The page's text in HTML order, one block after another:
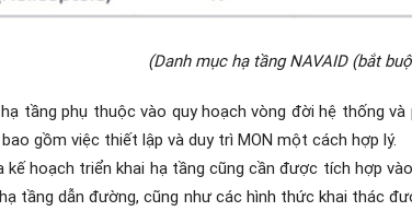
(Danh mục hạ tầng NAVAID (bắt
tầng phụ thuộc vào quy hoạch vòng đời hệ thống
gồm việc thiết lập và duy trì MON một cách hợp lý.
kế hoạch triển khai hạ tầng cũng cần được tích hợp
tầng dẫn đường, cũng như các hình thức khai thác